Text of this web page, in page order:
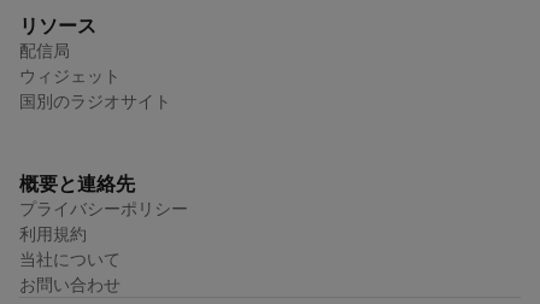
リソース
配信局
ウィジェット
国別のラジオサイト
概要と連絡先
プライバシーポリシー
利用規約
当社について
お問い合わせ